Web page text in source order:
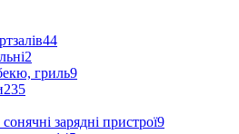
44
2
гриль9
235
зарядні пристрої9